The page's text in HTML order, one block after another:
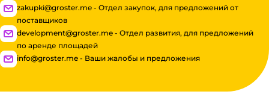
zakupki@groster.me - Отдел закупок, для предложений от
поставщиков
development@groster.me - Отдел развития, для предложений
по аренде площадей
info@groster.me - Ваши жалобы и предложения